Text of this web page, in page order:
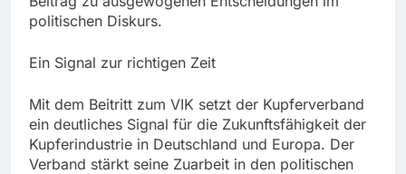
politischen Diskurs.
Ein Signal zur richtigen Zeit
Mit dem Beitritt zum VIK setzt der Kupferverband
ein deutliches Signal für die Zukunftsfähigkeit der
Kupferindustrie in Deutschland und Europa. Der
Verband stärkt seine Zuarbeit in den politischen